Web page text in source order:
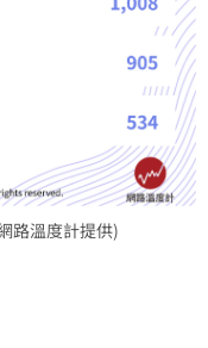
路溫度計提供)